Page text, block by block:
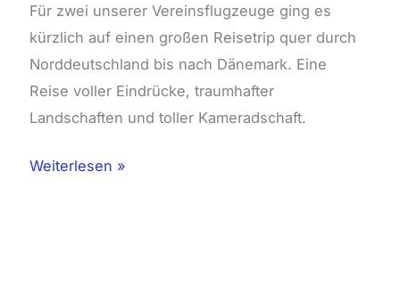
Für zwei unserer Vereinsflugzeuge ging es
kürzlich auf einen großen Reisetrip quer durch
Norddeutschland bis nach Dänemark. Eine
Reise voller Eindrücke, traumhafter
Landschaften und toller Kameradschaft.
und
nach
Dänemark
Weiterlesen »